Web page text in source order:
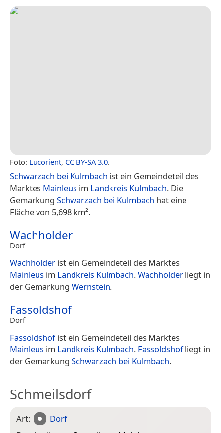
Foto: Lucorient, CC BY-SA 3.0.
Schwarzach bei Kulmbach ist ein Gemeindeteil des
Marktes Mainleus im Landkreis Kulmbach. Die
Gemarkung Schwarzach bei Kulmbach hat eine
Fläche von 5,698 km².
Wachholder
Dorf
Wachholder ist ein Gemeindeteil des Marktes
Mainleus im Landkreis Kulmbach.Wachholder liegt in
der Gemarkung Wernstein.
Fassoldshof
Dorf
Fassoldshofist ein Gemeindeteil des Marktes
Mainleus im Landkreis Kulmbach. Fassoldshofliegt in
der Gemarkung Schwarzach bei Kulmbach.
Schmeilsdorf
Art:
Dorf